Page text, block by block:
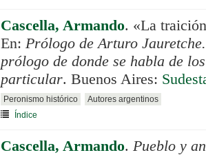
Cascella, Armando. «La
En: Prólogo de Arturo
prólogo de donde se habla de
particular. Buenos Aires:
Peronismo histórico
Autores argentinos
Índice
Cascella, Armando. Pueblo y